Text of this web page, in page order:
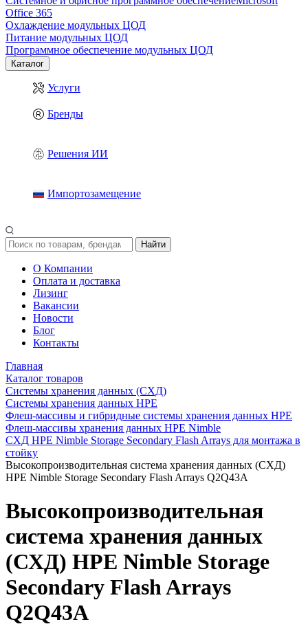
Office 365
Охлаждение модульных ЦОД
Питание модульных ЦОД
Программное обеспечение модульных ЦОД
Каталог
Услуги
Бренды
Решения ИИ
Импортозамещение
Найти
О Компании
Оплата и доставка
Лизинг
Вакансии
Новости
Блог
Контакты
Главная
Каталог товаров
Системы хранения данных (СХД)
Системы хранения данных HPE
Флеш-массивы и гибридные системы хранения данных HPE
Флеш-массивы хранения данных HPE Nimble
СХД HPE Nimble Storage Secondary Flash Arrays для монтажа в
стойку
Высокопроизводительная система хранения данных (СХД)
HPE Nimble Storage Secondary Flash Arrays Q2Q43A
Высокопроизводительная
система хранения данных
(СХД) HPE Nimble Storage
Secondary Flash Arrays
Q2Q43A